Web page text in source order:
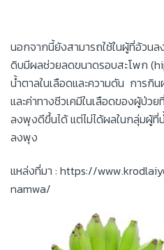
นอกจากนี้ยังสามารถใช้ในผู้ที่อ้วน
ดิบมีผลช่วยลดขนาดรอบสะโพก
น้ำตาลในเลือดและความดัน การกิ
และค่าทางชีวเคมีในเลือดของผู้ป่ว
ลงพุงดีขึ้นได้ แต่ไม่ได้ผลในกลุ่มผู้ที่
ลงพุง
แหล่งที่มา : https://
namwa/